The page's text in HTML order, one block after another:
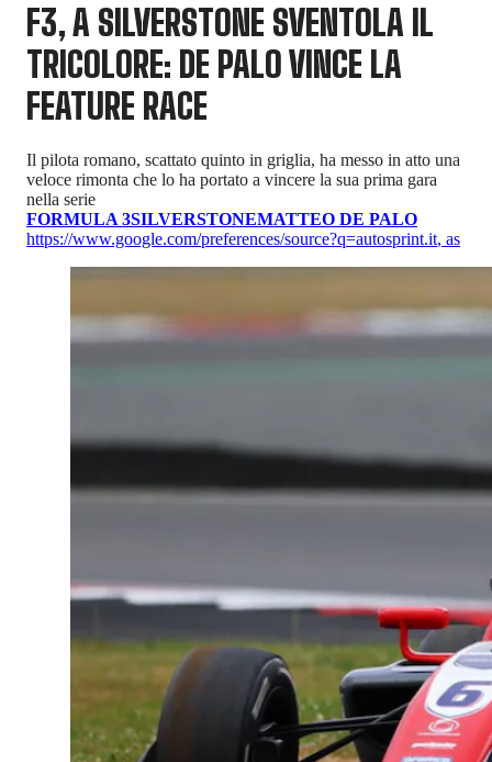
F3, A SILVERSTONE SVENTOLA IL
TRICOLORE: DE PALO VINCE LA
FEATURE RACE
Il pilota romano, scattato quinto in griglia, ha messo in atto una
veloce rimonta che lo ha portato a vincere la sua prima gara
nella serie
FORMULA 3SILVERSTONEMATTEO DE PALO
https://www.google.com/preferences/source?q=autosprint.it, as